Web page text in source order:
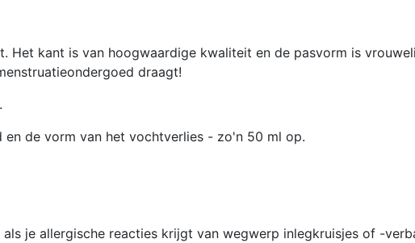
Het kant is van hoogwaardige kwaliteit en de pasvorm is
draagt!
de vorm van het vochtverlies - zo'n 50 ml op.
je allergische reacties krijgt van wegwerp inlegkruisjes of -